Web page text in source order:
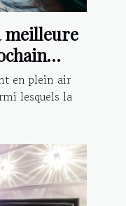
meilleure
en plein air
lesquels la